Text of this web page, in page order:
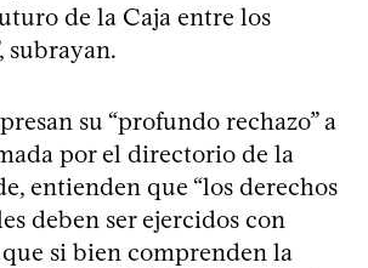
de la Caja entre los
subrayan.
su “profundo rechazo” a
por el directorio de la
entienden que “los derechos
deben ser ejercidos con
si bien comprenden la